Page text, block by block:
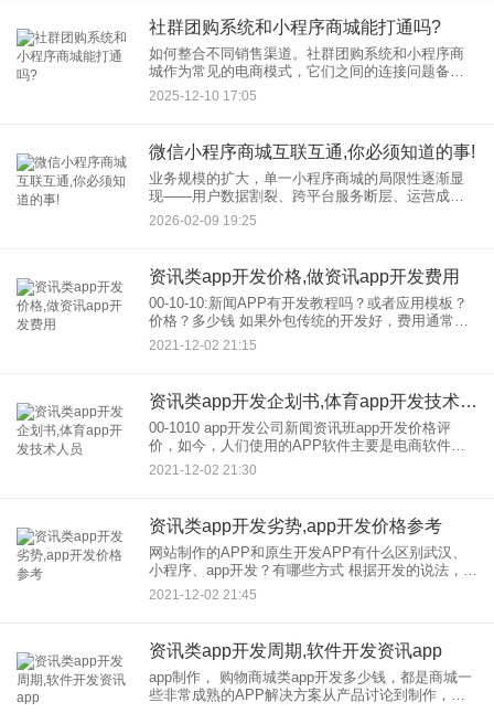
社群团购系统和小程序商城能打通吗?
如何整合不同销售渠道。社群团购系统和小程序商
城作为常见的电商模式，它们之间的连接问题备受
关注。本文将深入探讨社群团购系统与小程序商城
能否打通，并提供相关见解。 社群团购系统通常基
2025-12-10 17:05
微信小程序商城互联互通,你必须知道的事!
业务规模的扩大，单一小程序商城的局限性逐渐显
现——用户数据割裂、跨平台服务断层、运营成本
攀升等问题，正制约着企业的全域发展。此时，“小
程序互联互通”成为破局关键，它不仅是技术层面的
2026-02-09 19:25
资讯类app开发价格,做资讯app开发费用
00-10-10:新闻APP有开发教程吗？或者应用模板？
价格？多少钱 如果外包传统的开发好，费用通常需
要10万元起步，但现在，很多好的自助新闻APP上
线制作平台，很多做得好的模板可以直接使用。
2021-12-02 21:15
资讯类app开发企划书,体育app开发技术人员
00-1010 app开发公司新闻资讯班app开发价格评
价，如今，人们使用的APP软件主要是电商软件，
社交软件在资讯已经是有部分内容的APP软件平台
如今，数字阅读已经成为主流阅读模式。开发：某
2021-12-02 21:30
资讯类app开发劣势,app开发价格参考
网站制作的APP和原生开发APP有什么区别武汉、
小程序、app开发？有哪些方式 根据开发的说法，开
发可以分为本地应用和网络 APP， 安卓的原生应用
是开发，的JAVA，IOS的原生应
2021-12-02 21:45
资讯类app开发周期,软件开发资讯app
app制作， 购物商城类app开发多少钱，都是商城一
些非常成熟的APP解决方案从产品讨论到制作，开